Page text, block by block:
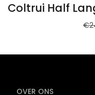
Coltrui Half
€
OVER ONS